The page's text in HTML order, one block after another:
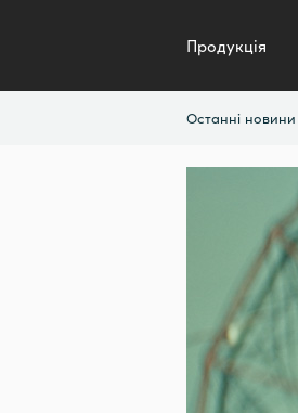
Продукція
Останні новини